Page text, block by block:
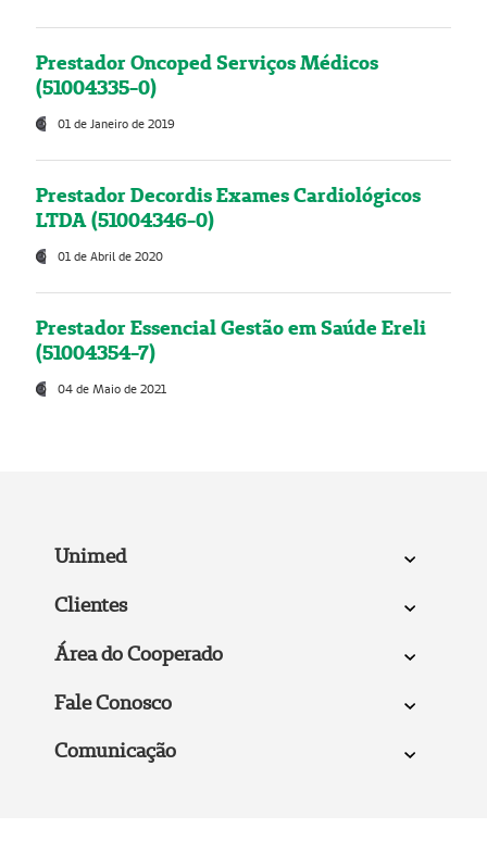
Prestador Oncoped Serviços Médicos
(51004335-0)
01 de Janeiro de 2019
Prestador Decordis Exames Cardiológicos
LTDA (51004346-0)
01 de Abril de 2020
Prestador Essencial Gestão em Saúde Ereli
(51004354-7)
04 de Maio de 2021
Unimed
Clientes
Área do Cooperado
Fale Conosco
Comunicação